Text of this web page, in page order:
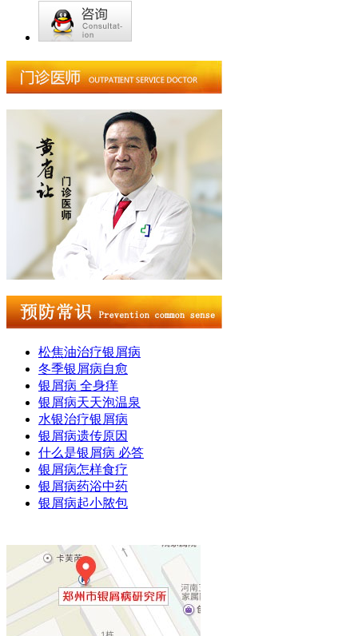
松焦油治疗银屑病
冬季银屑病自愈
银屑病 全身痒
银屑病天天泡温泉
水银治疗银屑病
银屑病遗传原因
什么是银屑病 必答
银屑病怎样食疗
银屑病药浴中药
银屑病起小脓包